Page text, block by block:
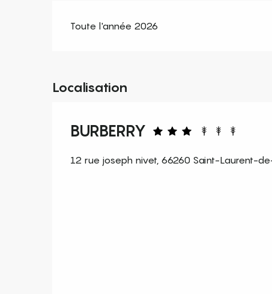
Toute l'année 2026
Localisation
BURBERRY
12 rue joseph nivet, 66260 Saint-Laurent-